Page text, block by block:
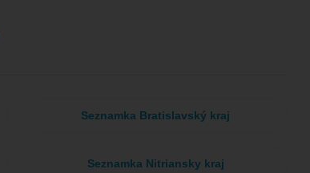
Seznamka Bratislavský kraj
Seznamka Nitriansky kraj